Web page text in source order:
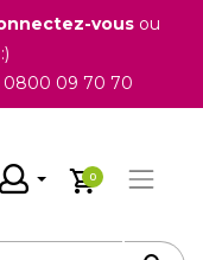
vousou
0800 09 70 70
0